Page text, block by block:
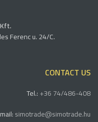
Ferenc u. 24/C.
CONTACT US
Tel.:+36 74/486-408
simotrade@simotrade.hu